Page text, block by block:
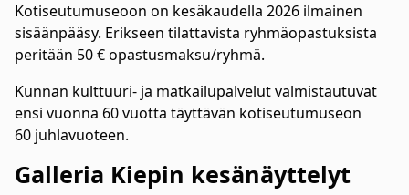
Kotiseutumuseoon on kesäkaudella 2026 ilmainen
sisäänpääsy. Erikseen tilattavista ryhmäopastuksista
peritään 50 € opastusmaksu/ryhmä.
Kunnan kulttuuri- ja matkailupalvelut valmistautuvat
ensi vuonna 60 vuotta täyttävän kotiseutumuseon
60 juhlavuoteen.
Galleria Kiepin kesänäyttelyt